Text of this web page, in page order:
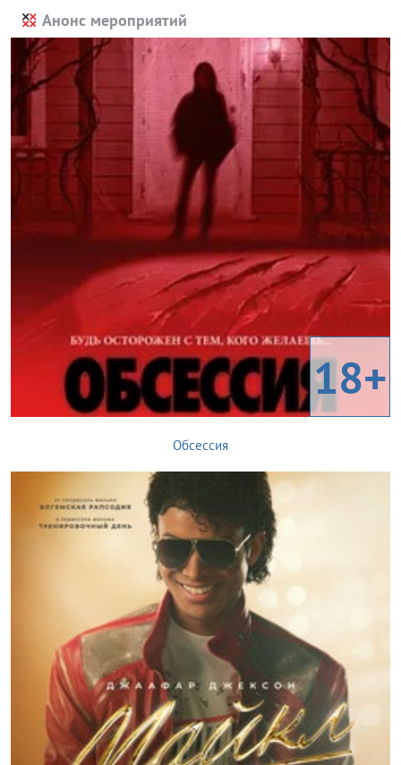
Анонс мероприятий
18+
Обсессия